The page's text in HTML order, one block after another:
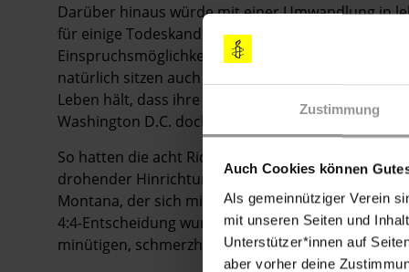
Zustimmung
Auch Cookies können
Als gemeinnütziger Verein
mit unseren Seiten und
Unterstützer*innen auf
aber vorher deine
Darüber hinaus würde mit einer Umwandlung in
für einige Todeskandidaten die Tür nach draußen
Einspruchsmöglichkeiten wäre ihr Leben
natürlich sitzen auch in San Quentin unschuldig
Leben hält, dass ihre Haft im Todestrakt durch
Washington D.C. doch noch ein Ende finden könnte.
So hatten die acht Richter des Supreme Courts
drohender Hinrichtungen zu entscheiden,
Montana, der sich mit einem letzten Einspruch
4:4-Entscheidung wurde dieser abgelehnt. Smith
minütigen, schmerzhaften Todeskampf, wie